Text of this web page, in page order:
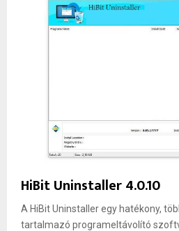
HiBit Uninstaller 4.0.10
A HiBit Uninstaller egy hatékony,
tartalmazó programeltávolító